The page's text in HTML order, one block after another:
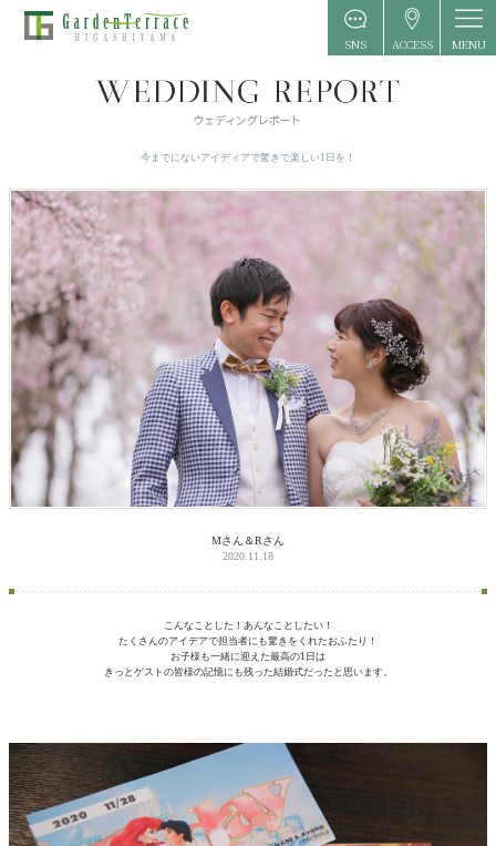
SNS ACCESS MENU
今までにないアイディアで驚きで楽しい1日を！
Mさん＆Rさん
2020.11.18
こんなことした！あんなことしたい！
たくさんのアイデアで担当者にも驚きをくれたおふたり！
お子様も一緒に迎えた最高の1日は
きっとゲストの皆様の記憶にも残った結婚式だったと思います。